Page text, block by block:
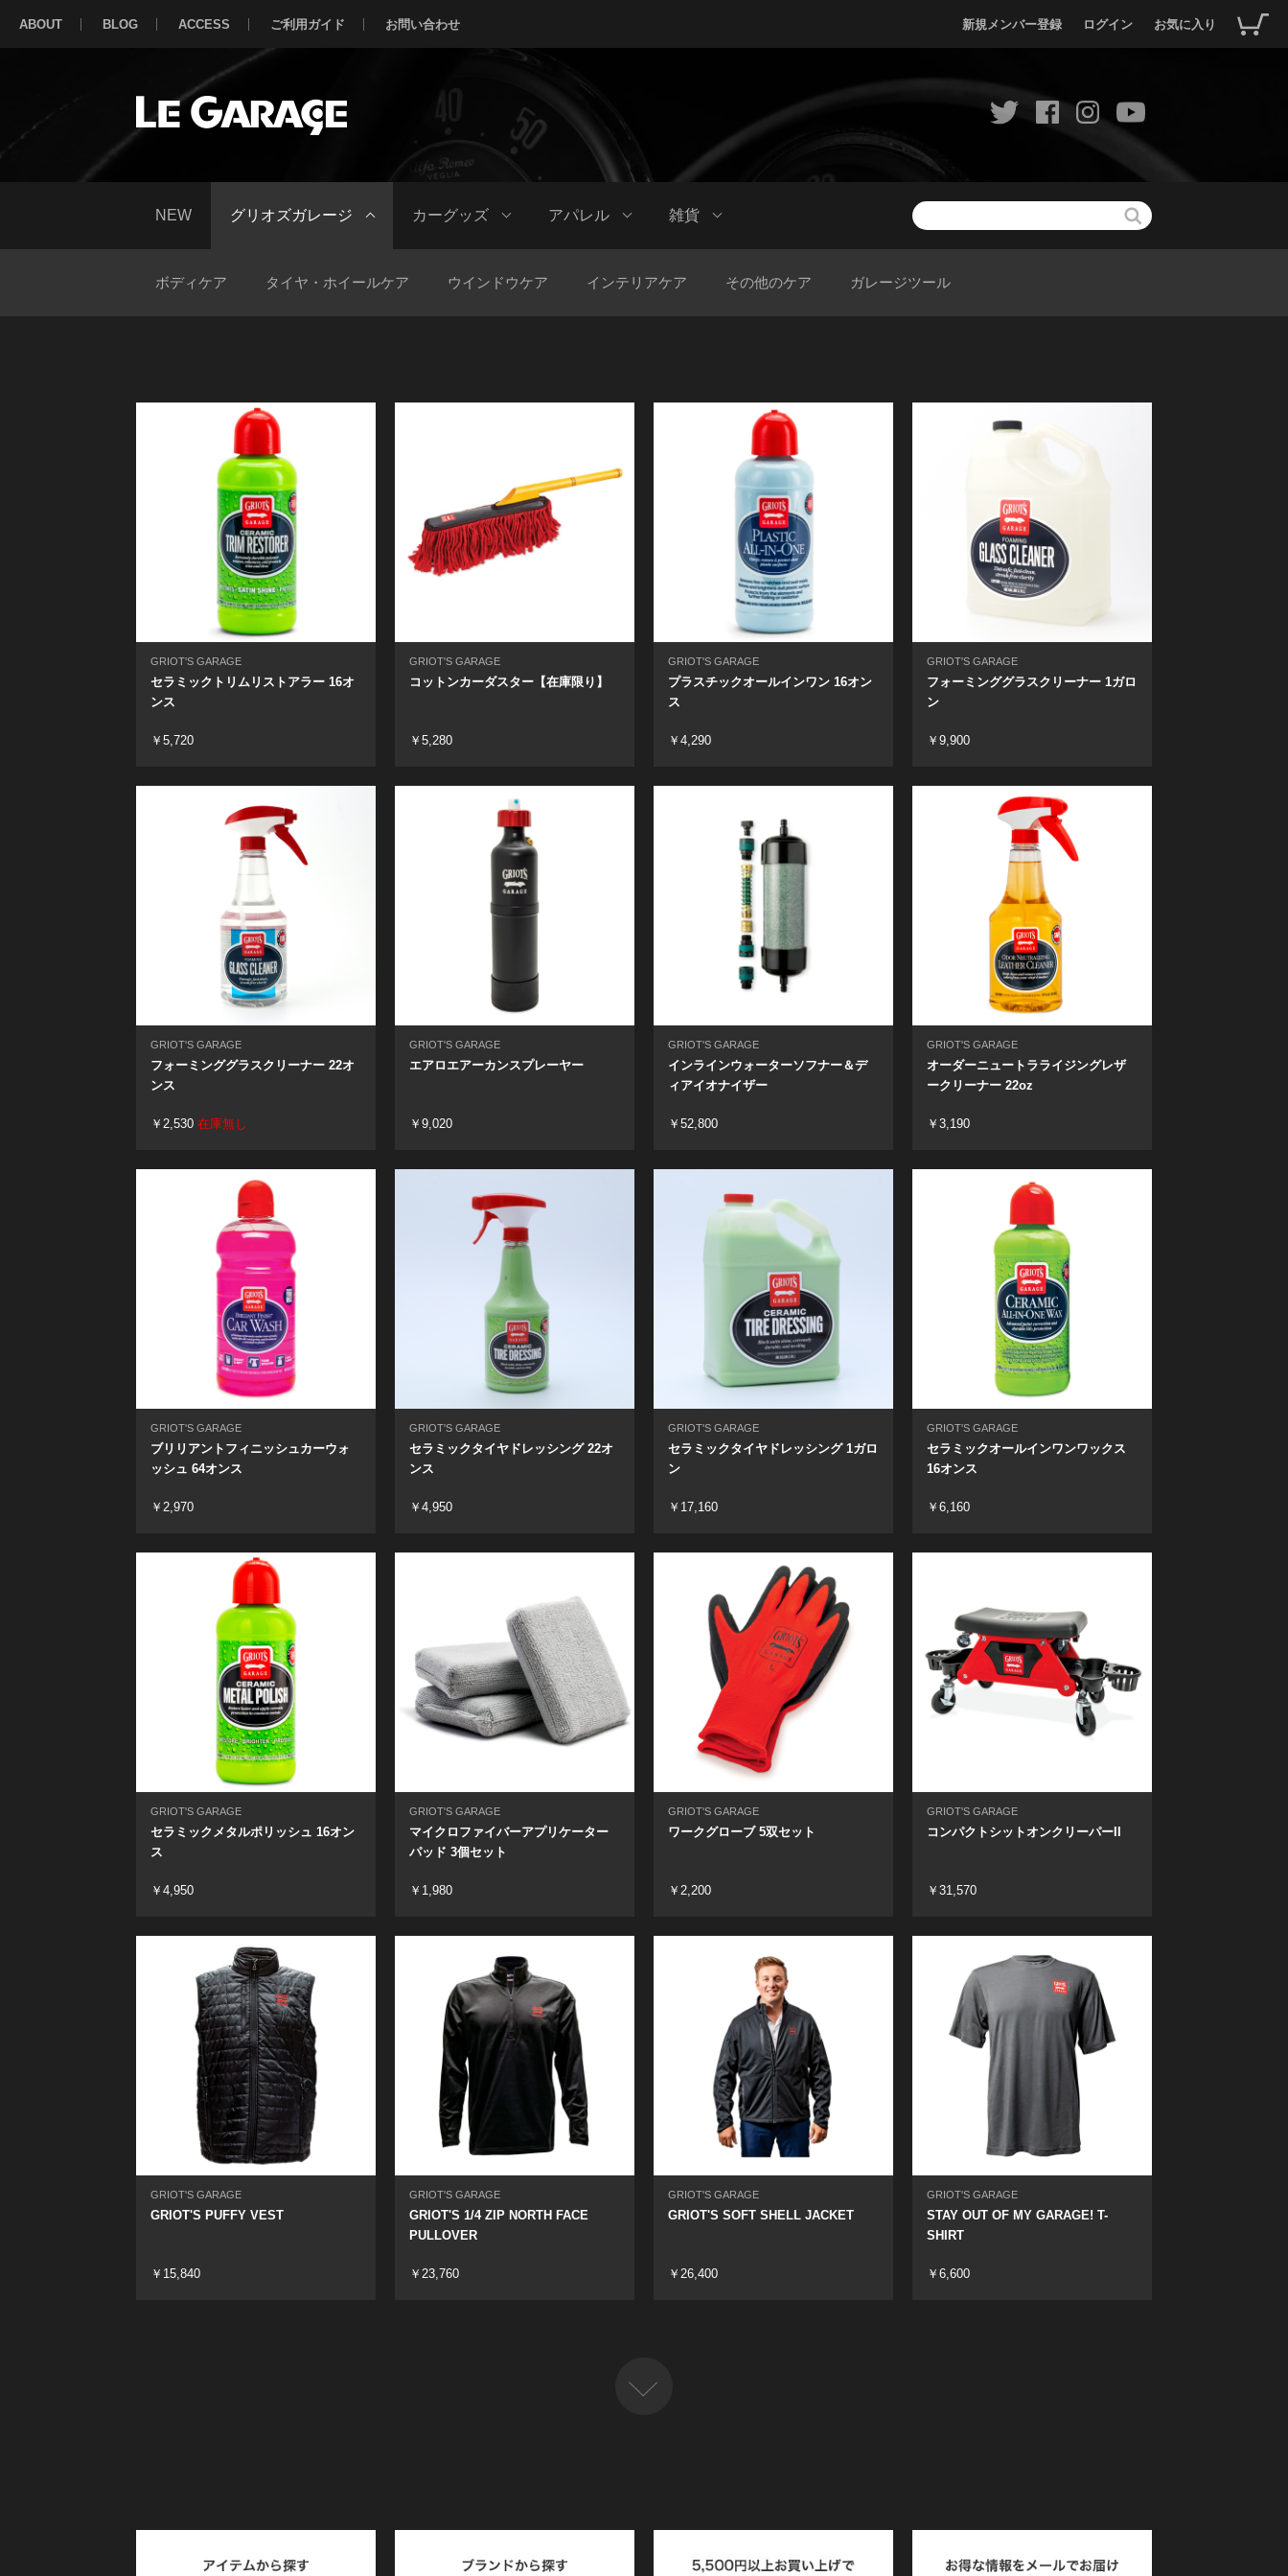
新規メンバー登録 ログイン お気に入り
ABOUT BLOG ACCESS ご利用ガイド お問い合わせ
NEW グリオズガレージ
ボディケア タイヤ・ホイールケア ウインドウケア インテリアケア その他のケア ガレージツール
カーグッズ アパレル 雑貨
GRIOT'S GARAGE
セラミックトリムリストアラー 16オ
ンス
￥5,720
GRIOT'S GARAGE
コットンカーダスター【在庫限り】
￥5,280
GRIOT'S GARAGE
プラスチックオールインワン 16オン
ス
￥4,290
GRIOT'S GARAGE
フォーミンググラスクリーナー 1ガロ
ン
￥9,900
GRIOT'S GARAGE
フォーミンググラスクリーナー 22オ
ンス
￥2,530 在庫無し
GRIOT'S GARAGE
エアロエアーカンスプレーヤー
￥9,020
GRIOT'S GARAGE
インラインウォーターソフナー＆デ
ィアイオナイザー
￥52,800
GRIOT'S GARAGE
オーダーニュートラライジングレザ
ークリーナー 22oz
￥3,190
GRIOT'S GARAGE
ブリリアントフィニッシュカーウォ
ッシュ 64オンス
￥2,970
GRIOT'S GARAGE
セラミックタイヤドレッシング 22オ
ンス
￥4,950
GRIOT'S GARAGE
セラミックタイヤドレッシング 1ガロ
ン
￥17,160
GRIOT'S GARAGE
セラミックオールインワンワックス
16オンス
￥6,160
GRIOT'S GARAGE
セラミックメタルポリッシュ 16オン
ス
￥4,950
GRIOT'S GARAGE
マイクロファイバーアプリケーター
パッド 3個セット
￥1,980
GRIOT'S GARAGE
ワークグローブ 5双セット
￥2,200
GRIOT'S GARAGE
コンパクトシットオンクリーパーII
￥31,570
GRIOT'S GARAGE
GRIOT'S PUFFY VEST
￥15,840
GRIOT'S GARAGE
GRIOT'S 1/4 ZIP NORTH FACE
PULLOVER
￥23,760
GRIOT'S GARAGE
GRIOT'S SOFT SHELL JACKET
￥26,400
GRIOT'S GARAGE
STAY OUT OF MY GARAGE! T-
SHIRT
￥6,600